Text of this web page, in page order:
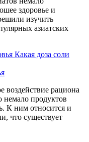
здоровье и
изучить
азиатских
Какая доза соли
воздействие рациона
немало продуктов
К ним относится и
что существует